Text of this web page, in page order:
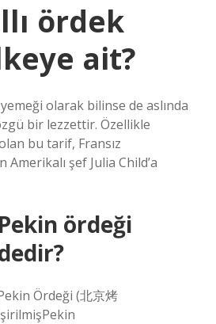
ördek
ait?
olarak bilinse de aslında
bir lezzettir. Özellikle
bu tarif, Fransız
şef Julia Child’a
ördeği
Ördeği (北京烤